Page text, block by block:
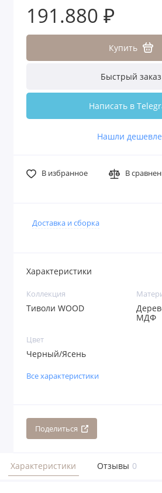
191.880 ₽
Купить
Быстрый заказ
Написать в
Нашли
В избранное В
Доставка и сборка
Характеристики
Коллекция
Тиволи WOOD
МДФ
Цвет
Черный/Ясень
Все характеристики
Поделиться
Характеристики Отзывы 0